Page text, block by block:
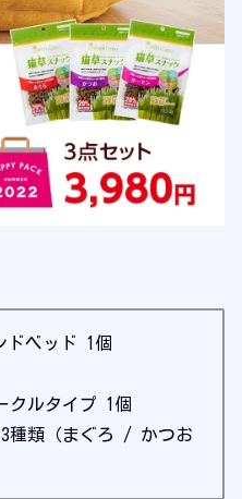
ドベッド 1個
クルタイプ 1個
種類（まぐろ / かつお